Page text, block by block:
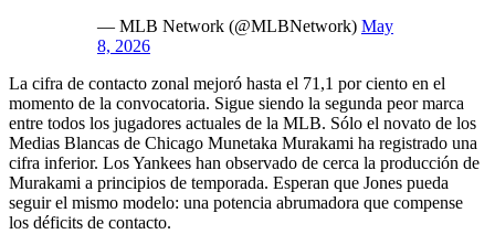
— MLB Network (@MLBNetwork) May
8, 2026
La cifra de contacto zonal mejoró hasta el 71,1 por ciento en el
momento de la convocatoria. Sigue siendo la segunda peor marca
entre todos los jugadores actuales de la MLB. Sólo el novato de los
Medias Blancas de Chicago Munetaka Murakami ha registrado una
cifra inferior. Los Yankees han observado de cerca la producción de
Murakami a principios de temporada. Esperan que Jones pueda
seguir el mismo modelo: una potencia abrumadora que compense
los déficits de contacto.